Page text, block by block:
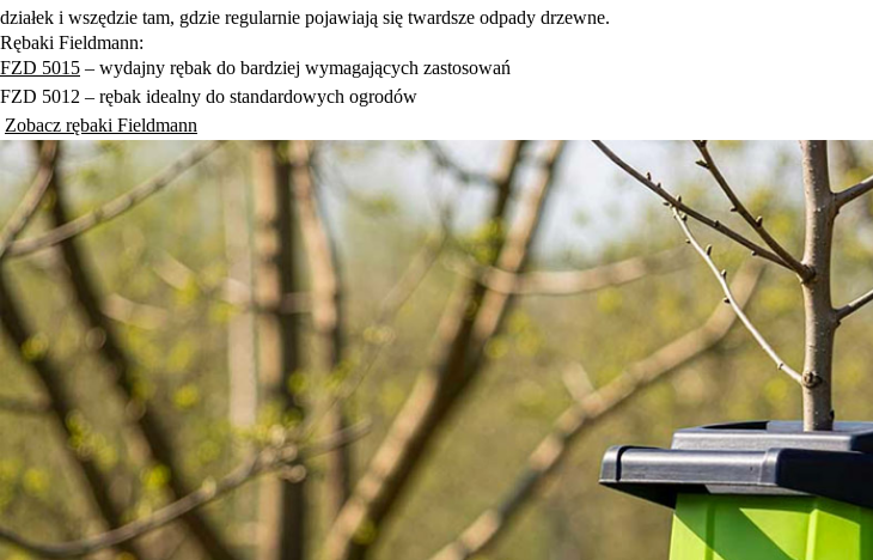
działek i wszędzie tam, gdzie regularnie pojawiają się twardsze odpady drzewne.
Rębaki Fieldmann:
FZD 5015 – wydajny rębak do bardziej wymagających zastosowań
FZD 5012 – rębak idealny do standardowych ogrodów
Zobacz rębaki Fieldmann